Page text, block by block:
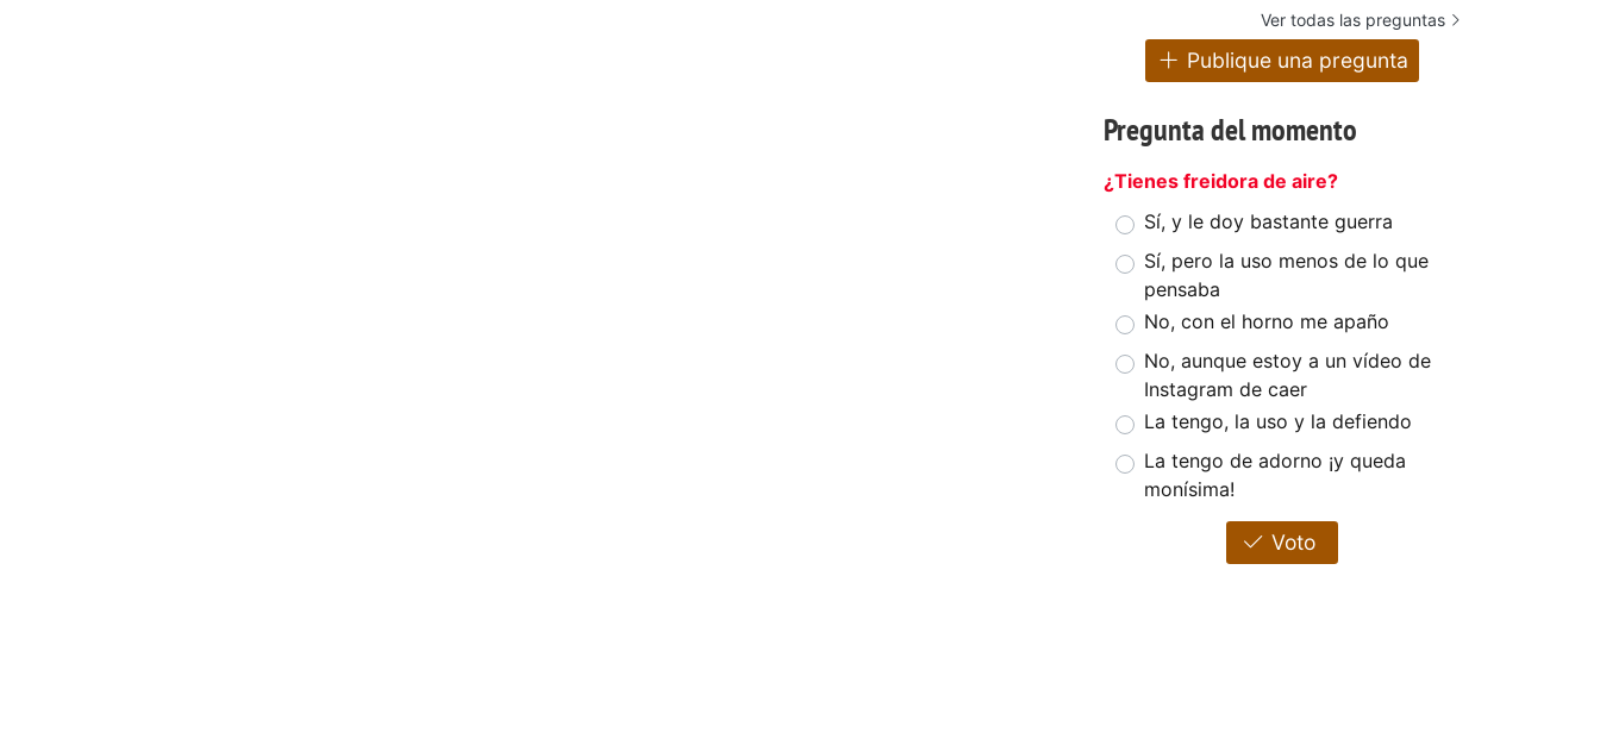
Ver todas las preguntas
Publique una pregunta
Pregunta del momento
¿Tienes freidora de aire?
Sí, y le doy bastante guerra
Sí, pero la uso menos de lo que
pensaba
No, con el horno me apaño
No, aunque estoy a un vídeo de
Instagram de caer
La tengo, la uso y la defiendo
La tengo de adorno ¡y queda
monísima!
Voto